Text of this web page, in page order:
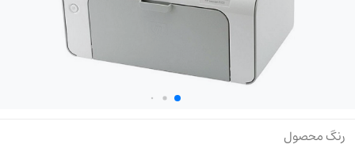
رنگ محصول